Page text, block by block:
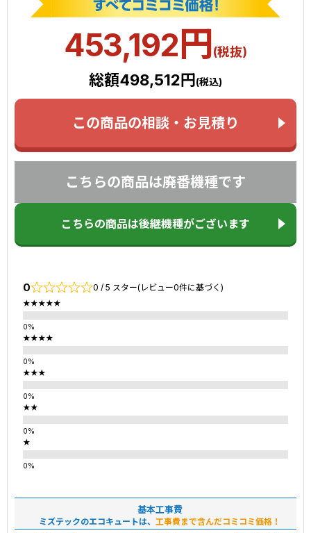
453,192円(税抜)
総額498,512円(税込)
この商品の相談・お見積り
こちらの商品は廃番機種です
こちらの商品は後継機種がございます
0 0 / 5 スター(レビュー0件に基づく)
★★★★★
★★★★
★★★
★★
★
基本工事費
ミズテックのエコキュートは、 工事費まで含んだコミコミ価格！